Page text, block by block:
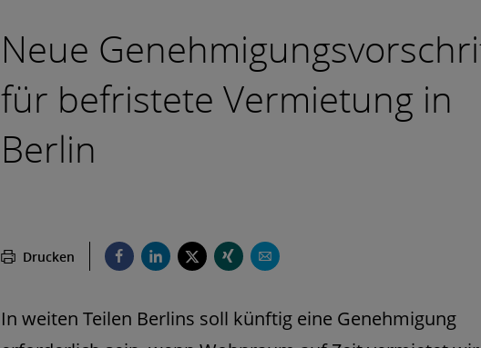
Neue
für befristete Vermietung in
Berlin
Drucken
In weiten Teilen Berlins soll künftig eine Genehmigung